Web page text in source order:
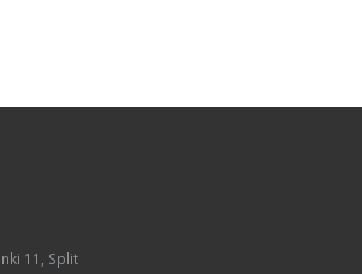
11, Split